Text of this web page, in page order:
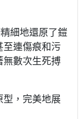
細地還原了鎧
至連傷痕和污
無數次生死搏
型，完美地展